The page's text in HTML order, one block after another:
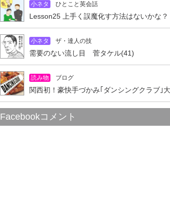
小ネタ ひとこと英会話
Lesson25 上手く誤魔化す方法はないかな？
小ネタ ザ・達人の技
需要のない流し目 菅タケル(41)
読み物 ブログ
関西初！豪快手づかみ｢ダンシングクラブ｣
Facebookコメント